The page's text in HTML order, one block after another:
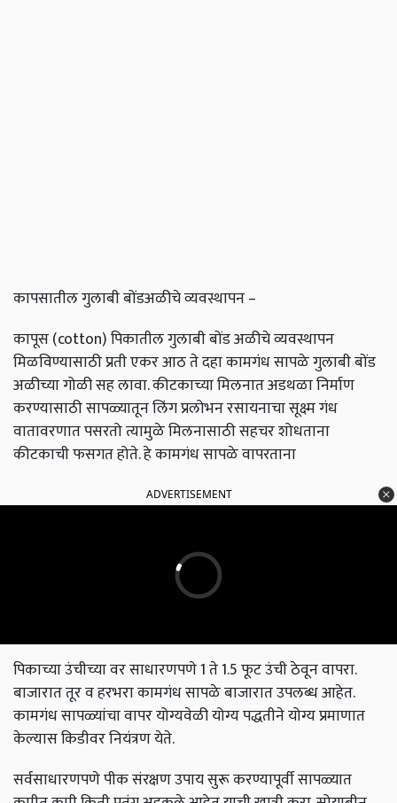
कापसातील गुलाबी बोंडअळीचे व्यवस्थापन –
कापूस (cotton) पिकातील गुलाबी बोंड अळीचे व्यवस्थापन
मिळविण्यासाठी प्रती एकर आठ ते दहा कामगंध सापळे गुलाबी बोंड
अळीच्या गोळी सह लावा. कीटकाच्या मिलनात अडथळा निर्माण
करण्यासाठी सापळ्यातून लिंग प्रलोभन रसायनाचा सूक्ष्म गंध
वातावरणात पसरतो त्यामुळे मिलनासाठी सहचर शोधताना
कीटकाची फसगत होते. हे कामगंध सापळे वापरताना
ADVERTISEMENT
पिकाच्या उंचीच्या वर साधारणपणे 1 ते 1.5 फूट उंची ठेवून वापरा.
बाजारात तूर व हरभरा कामगंध सापळे बाजारात उपलब्ध आहेत.
कामगंध सापळ्यांचा वापर योग्यवेळी योग्य पद्धतीने योग्य प्रमाणात
केल्यास किडीवर नियंत्रण येते.
सर्वसाधारणपणे पीक संरक्षण उपाय सुरू करण्यापूर्वी सापळ्यात